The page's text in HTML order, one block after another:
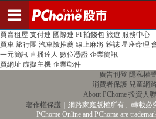
PChome首頁 線上購物 24h購物 書店
買賣租屋 支付連 國際連 Pi 拍錢包 旅遊 服務中心
買車 旅行團 汽車險推薦 線上麻將 雜誌 星座命理
一元簡訊 直播達人 數位憑證 企業簡訊
買網址 虛擬主機 企業郵件
廣告刊登 隱私權
消費者保護 兒童網
About PChome 投資人
著作權保護 ｜網路家庭版權所有、轉載必
PChome Online and PChome are